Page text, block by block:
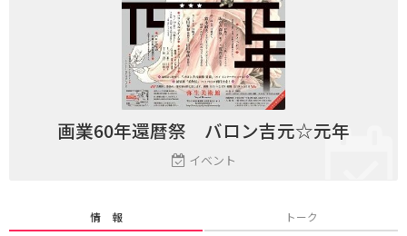
画業60年還暦祭 バロン吉元☆元年
イベント
情 報 トーク